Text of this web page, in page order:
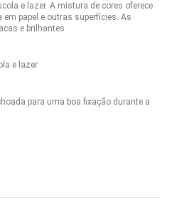
e lazer. A mistura de cores oferece
papel e outras superfícies. As
e brilhantes.
e lazer
para uma boa fixação durante a